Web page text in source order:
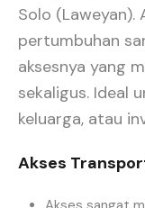
Solo (Laweyan).
pertumbuhan
aksesnya yang
sekaligus. Ideal
keluarga, atau
Akses